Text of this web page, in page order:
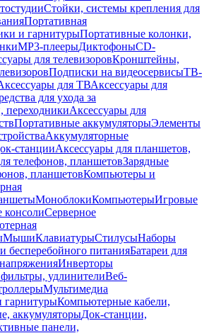
Стойки, системы крепления для
Портативная
и гарнитурыПортативные колонки,
MP3-плеерыДиктофоныCD-
для телевизоровКронштейны,
Подписки на видеосервисыТВ-
для ТВАксессуары для
для ухода за
переходникиАксессуары для
Портативные аккумуляторыЭлементы
Аккумуляторные
станцииАксессуары для планшетов,
телефонов, планшетовЗарядные
планшетовКомпьютеры и
МоноблокиКомпьютерыИгровые
консолиСерверное
МышиКлавиатурыСтилусыНаборы
бесперебойного питанияБатареи для
Инверторы
удлинителиВеб-
Мультимедиа
Компьютерные кабели,
аккумуляторыДок-станции,
панели,